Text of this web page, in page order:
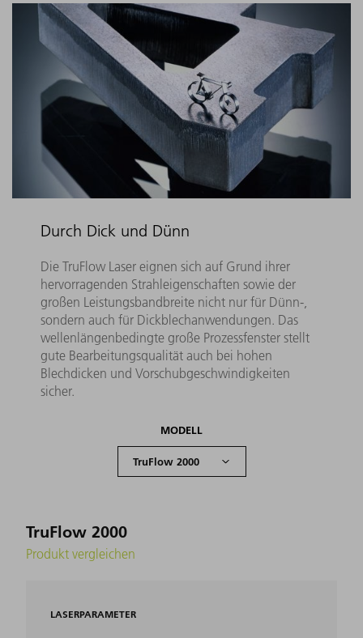
Durch Dick und Dünn
Die TruFlow Laser eignen sich auf Grund ihrer
hervorragenden Strahleigenschaften sowie der
großen Leistungsbandbreite nicht nur für Dünn-,
sondern auch für Dickblechanwendungen. Das
wellenlängenbedingte große Prozessfenster stellt
gute Bearbeitungsqualität auch bei hohen
Blechdicken und Vorschubgeschwindigkeiten
sicher.
MODELL
TruFlow 2000
Produkt vergleichen
LASERPARAMETER